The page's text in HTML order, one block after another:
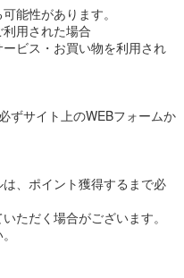
能性があります。
用された場合
ビス・お買い物を利用され
ずサイト上のWEBフォームか
、ポイント獲得するまで必
ただく場合がございます。